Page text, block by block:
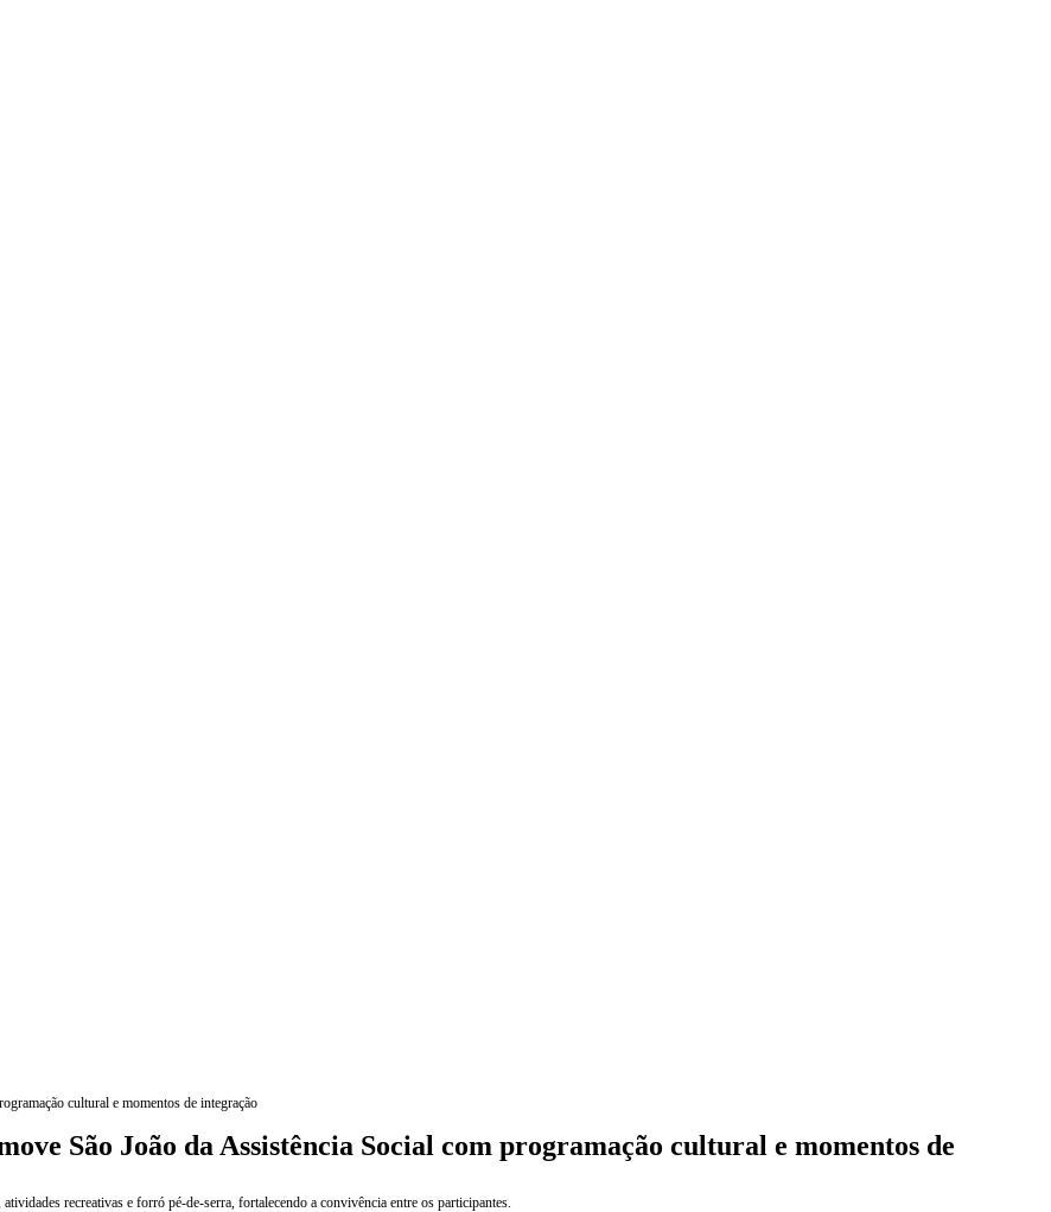
cultural e momentos de integração
São João da Assistência Social com programação cultural e momentos de
recreativas e forró pé-de-serra, fortalecendo a convivência entre os participantes.